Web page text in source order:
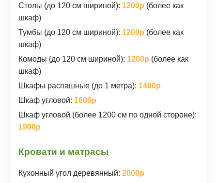
Столы (до 120 см шириной): 1200р (более как
шкаф)
Тумбы (до 120 см шириной): 1200р (более как
шкаф)
Комоды (до 120 см шириной): 1200р (более как
шкаф)
Шкафы распашные (до 1 метра): 1400р
Шкаф угловой: 1600р
Шкаф угловой (более 1200 см по одной стороне):
1900р
Кровати и матрасы
Кухонный угол деревянный: 2000р